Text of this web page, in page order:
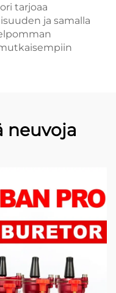
tarjoaa
ja samalla
neuvoja